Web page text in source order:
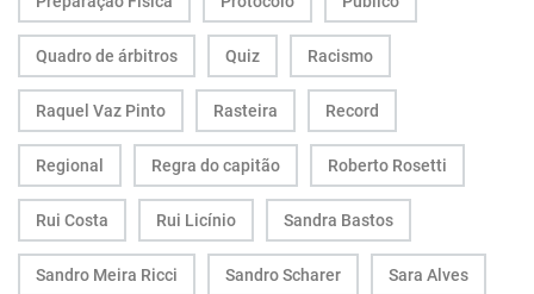
Quadro de árbitros Quiz Racismo
Raquel Vaz Pinto Rasteira Record
Regional Regra do capitão Roberto Rosetti
Rui Costa Rui Licínio Sandra Bastos
Sandro Meira Ricci Sandro Scharer Sara Alves